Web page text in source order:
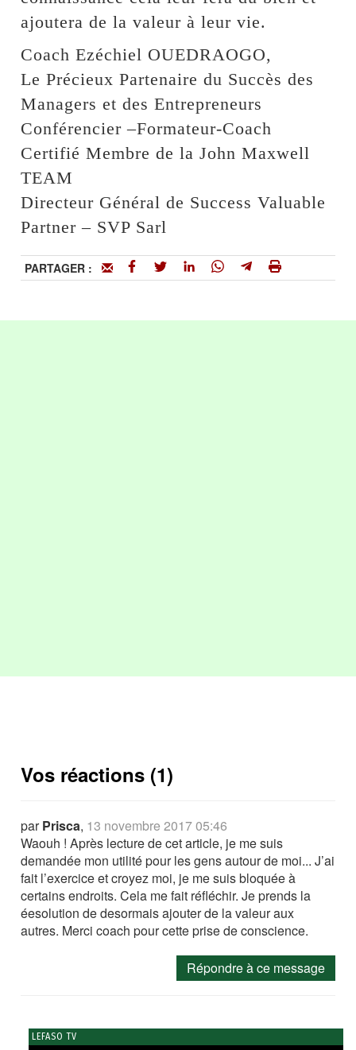
ajoutera de la valeur à leur vie.
Coach Ezéchiel OUEDRAOGO,
Le Précieux Partenaire du Succès des
Managers et des Entrepreneurs
Conférencier –Formateur-Coach
Certifié Membre de la John Maxwell
TEAM
Directeur Général de Success Valuable
Partner – SVP Sarl
PARTAGER :
Vos réactions (1)
parPrisca, 13 novembre 2017 05:46
Waouh ! Après lecture de cet article, je me suis
demandée mon utilité pour les gens autour de moi... J’ai
fait l’exercice et croyez moi, je me suis bloquée à
certains endroits. Cela me fait réfléchir. Je prends la
éesolution de desormais ajouter de la valeur aux
autres. Merci coach pour cette prise de conscience.
Répondre à ce message
LEFASO TV